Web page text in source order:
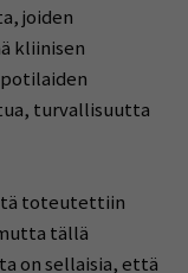
joiden
kliinisen
turvallisuutta
toteutettiin
tällä
on sellaisia, että